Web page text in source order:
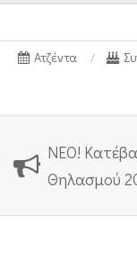
Navigation
MenuΑτζέντα
ΝΕΟ!
Θηλασμού